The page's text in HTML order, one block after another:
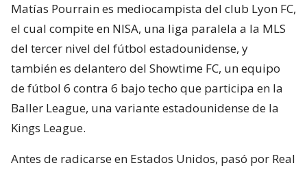
Matías Pourrain es mediocampista del club Lyon FC,
el cual compite en NISA, una liga paralela a la MLS
del tercer nivel del fútbol estadounidense, y
también es delantero del Showtime FC, un equipo
de fútbol 6 contra 6 bajo techo que participa en la
Baller League, una variante estadounidense de la
Kings League.
Antes de radicarse en Estados Unidos, pasó por Real